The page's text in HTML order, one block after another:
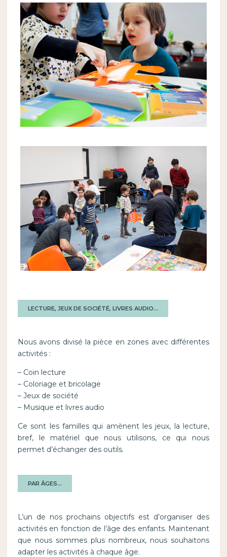
LECTURE, JEUX DE SOCIÉTÉ, LIVRES AUDIO…
Nous avons divisé la pièce en zones avec différentes
activités :
– Coin lecture
– Coloriage et bricolage
– Jeux de société
– Musique et livres audio
Ce sont les familles qui amènent les jeux, la lecture,
bref, le matériel que nous utilisons, ce qui nous
permet d’échanger des outils.
PAR ÂGES…
L’un de nos prochains objectifs est d’organiser des
activités en fonction de l’âge des enfants. Maintenant
que nous sommes plus nombreux, nous souhaitons
adapter les activités à chaque âge.